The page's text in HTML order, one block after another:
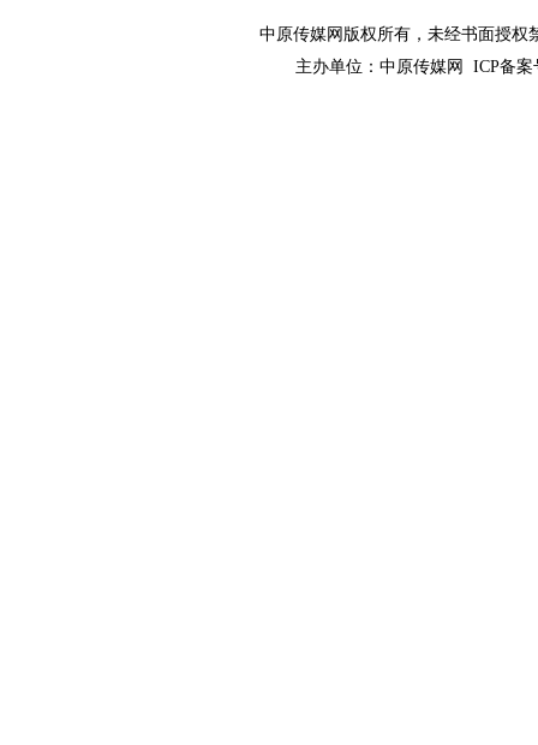
中原传媒网版权所有，未经书面授权
主办单位： 中原传媒网 ICP备案